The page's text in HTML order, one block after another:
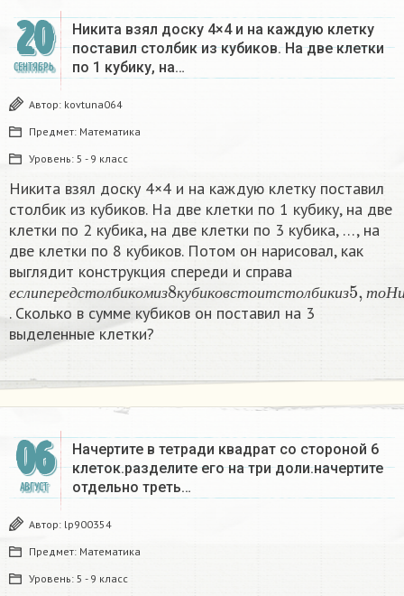
20
СЕНТЯБРЬ
Никита взял доску 4×4 и на каждую клетку
поставил столбик из кубиков. На две клетки
по 1 кубику, на…
Автор: kovtuna064
Предмет: Математика
Уровень: 5 - 9 класс
Никита взял доску 4×4 и на каждую клетку поставил
столбик из кубиков. На две клетки по 1 кубику, на две
клетки по 2 кубика, на две клетки по 3 кубика, …, на
две клетки по 8 кубиков. Потом он нарисовал, как
выглядит конструкция спереди и справа
е сл и п е р е д с т ол б и к ом и з к у б ик овст о итст ол б ик из т оН
еслипер едстолбик омиз8куб иковс о
. Сколько в сумме кубиков он поставил на 3
выделенные клетки?
06
АВГУСТ
Начертите в тетради квадрат со стороной 6
клеток.разделите его на три доли.начертите
отдельно треть…
Автор: lp900354
Предмет: Математика
Уровень: 5 - 9 класс